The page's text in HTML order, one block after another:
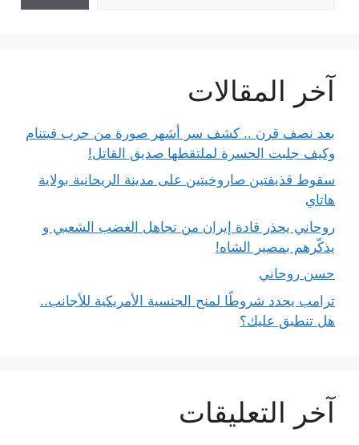
آخر المقالات
بعد نصف قرن .. كشف سر أشهر صورة من حرب فيتنام
وكيف جلبت الحسرة لملتقطها صديق القاتل!
سقوط قذيفتين صاروخيتين على مدينة الريحانية بولاية
هاتاي
روحاني يحذر قادة إيران من تجاهل الغضب الشعبي و
يذكّرهم بمصير الشاه!
حسن روحاني
ترامب يحدد شروطًا لمنح الجنسية الأمريكية للأجانب..
هل تنطبق عليك؟
آخر التعليقات